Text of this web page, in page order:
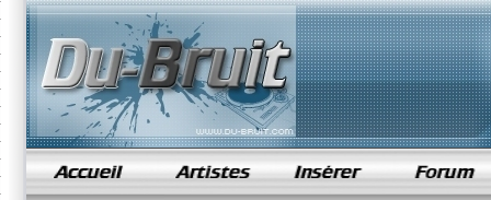
samples de rap